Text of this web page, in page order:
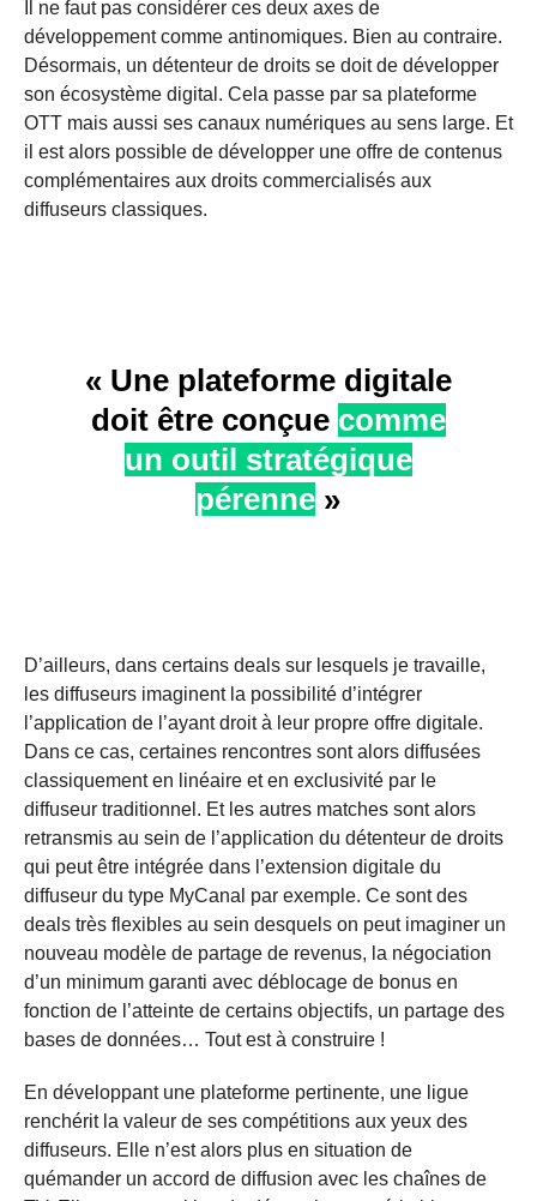
Il ne faut pas considérer ces deux axes de
développement comme antinomiques. Bien au contraire.
Désormais, un détenteur de droits se doit de développer
son écosystème digital. Cela passe par sa plateforme
OTT mais aussi ses canaux numériques au sens large. Et
il est alors possible de développer une offre de contenus
complémentaires aux droits commercialisés aux
diffuseurs classiques.
« Une plateforme digitale
doit être conçue comme
un outil stratégique
pérenne »
D’ailleurs, dans certains deals sur lesquels je travaille,
les diffuseurs imaginent la possibilité d’intégrer
l’application de l’ayant droit à leur propre offre digitale.
Dans ce cas, certaines rencontres sont alors diffusées
classiquement en linéaire et en exclusivité par le
diffuseur traditionnel. Et les autres matches sont alors
retransmis au sein de l’application du détenteur de droits
qui peut être intégrée dans l’extension digitale du
diffuseur du type MyCanal par exemple. Ce sont des
deals très flexibles au sein desquels on peut imaginer un
nouveau modèle de partage de revenus, la négociation
d’un minimum garanti avec déblocage de bonus en
fonction de l’atteinte de certains objectifs, un partage des
bases de données… Tout est à construire !
En développant une plateforme pertinente, une ligue
renchérit la valeur de ses compétitions aux yeux des
diffuseurs. Elle n’est alors plus en situation de
quémander un accord de diffusion avec les chaînes de